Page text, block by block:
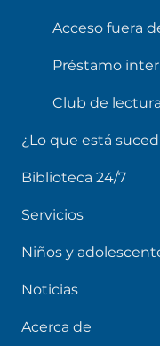
Acceso fuera
Préstamo
Club de
¿Lo que está
Biblioteca 24/7
Servicios
Niños y
Noticias
Acerca de